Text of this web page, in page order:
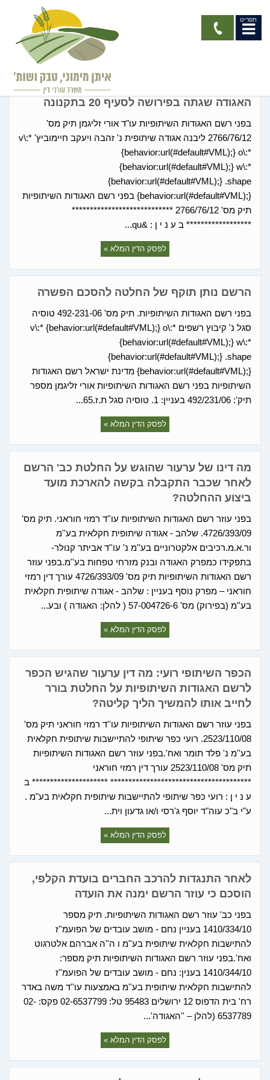
תפריט
החלטות רשם האגודות
האגודה שגתה בפירושה לסעיף 20 בתקנונה
בפני רשם האגודות השיתופיות עו"ד אורי זליגמן תיק מס'
2766/76/12 ליבנה אגודה שיתופית נ' זהבה ויעקב חיימוביץ' v\:*
{behavior:url(#default#VML);} o\:*
{behavior:url(#default#VML);} w\:*
{behavior:url(#default#VML);} .shape
{behavior:url(#default#VML);} בפני רשם האגודות השיתופיות
תיק מס' 2766/76/12 ****************************
****************** ב ע נ י ן : &qu...
לפסק הדין המלא »
הרשם נותן תוקף של החלטה להסכם הפשרה
בפני רשם האגודות השיתופיות. תיק מס' 492-231-06 טוסיה
סגל נ' קיבוץ רשפים v\:* {behavior:url(#default#VML);} o\:*
{behavior:url(#default#VML);} w\:*
{behavior:url(#default#VML);} .shape
{behavior:url(#default#VML);} מדינת ישראל רשם האגודות
השיתופיות בפני רשם האגודות השיתופיות אורי זליגמן מספר
תיק': 492/231/06 בעניין: 1. טוסיה סגל ת.ז.65...
לפסק הדין המלא »
מה דינו של ערעור שהוגש על החלטת כב' הרשם
לאחר שכבר התקבלה בקשה להארכת מועד
ביצוע ההחלטה?
בפני עוזר רשם האגודות השיתופיות עו''ד רמזי חוראני. תיק מס'
4726/393/09. שלהב - אגודה שיתופית חקלאית בע''מ
ור.א.מ.רכיבים אלקטרוניים בע''מ נ' עו''ד אביתר קנולר-
בתפקידו כמפרק האגודה ובנק מזרחי טפחות בע''מ.בפני עוזר
רשם האגודות השיתופיות תיק מס' 4726/393/09 עורך דין רמזי
חוראני – מפרק נוסף בעניין : שלהב - אגודה שיתופית חקלאית
בע''מ (בפירוק) מס' 57-004726-6 ( להלן: האגודה ) ובע...
לפסק הדין המלא »
הכפר השיתופי רועי: מה דין ערעור שהגיש הכפר
לרשם האגודות השיתופיות על החלטת בורר
לחייב אותו להמשיך הליך קליטה?
בפני עוזר רשם האגודות השיתופיות עו''ד רמזי חוראני תיק מס'
2523/110/08. רועי כפר שיתופי להתיישבות שיתופית חקלאית
בע''מ נ' פלד תומר ואח'.בפני עוזר רשם האגודות השיתופיות
תיק מס' 2523/110/08 עורך דין רמזי חוראני
*************************************** ********************* ב
ע נ י ן : רועי כפר שיתופי להתיישבות שיתופית חקלאית בע"מ .
ע"י ב"כ עוה"ד יוסף ג'רסי ו/או גדעון וית...
לפסק הדין המלא »
לאחר התנגדות להרכב החברים בועדת הקלפי,
הוסכם כי עוזר הרשם ימנה את הועדה
בפני כב' עוזר רשם האגודות השיתופיות. תיק מספר
1410/334/10 בעניין נחם - מושב עובדים של הפועמ''ז
להתישבות חקלאית שיתופית בע''מ ו ה''ה אברהם אלטרגוט
ואח'.בפני עוזר רשם האגודות השיתופיות תיק מספר:
1410/344/10 בענין: נחם - מושב עובדים של הפועמ''ז
להתישבות חקלאית שיתופית בע''מ באמצעות עו''ד משה באדר
רח' בית הדפוס 12 ירושלים 95483 טל: 02-6537799 פקס: 02-
6537789 (להלן – ''האגודה'...
לפסק הדין המלא »